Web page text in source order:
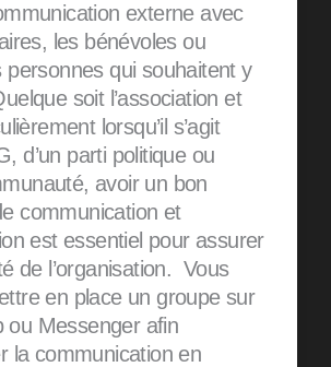
externe avec
les bénévoles ou
personnes qui souhaitent y
soit l’association et
lorsqu’il s’agit
d’un parti politique ou
avoir un bon
communication et
est essentiel pour assurer
de l’organisation. Vous
en place un groupe sur
ou Messenger afin
la communication en